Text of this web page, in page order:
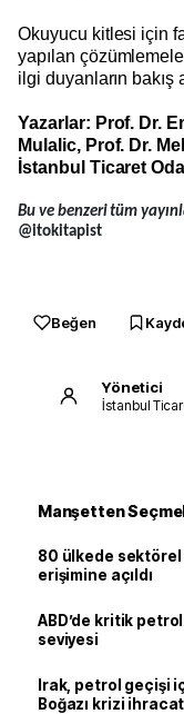
Okuyucu kitlesi için
yapılan
ilgi duyanların bakış
Yazarlar: Prof. Dr.
Mulalic, Prof. Dr.
İstanbul Ticaret
Bu ve benzeri tüm
@itokitapist
Beğen
Yönetici
İstanbul
Manşetten
80 ülkede sektörel
erişimine açıldı
ABD’de kritik
seviyesi
Irak, petrol geçişi
Boğazı krizi